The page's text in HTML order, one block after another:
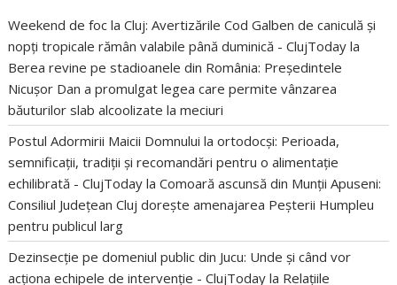
Weekend de foc la Cluj: Avertizările Cod Galben de caniculă și
nopți tropicale rămân valabile până duminică - ClujToday la
Berea revine pe stadioanele din România: Președintele
Nicușor Dan a promulgat legea care permite vânzarea
băuturilor slab alcoolizate la meciuri
Postul Adormirii Maicii Domnului la ortodocși: Perioada,
semnificații, tradiții și recomandări pentru o alimentație
echilibrată - ClujToday laComoară ascunsă din Munții Apuseni:
Consiliul Județean Cluj dorește amenajarea Peșterii Humpleu
pentru publicul larg
Dezinsecție pe domeniul public din Jucu: Unde și când vor
acționa echipele de intervenție - ClujToday la Relațiile